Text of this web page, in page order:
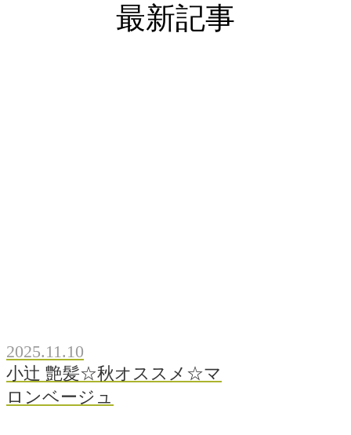
最新記事
2025.11.10
小辻 艶髪☆秋オススメ☆マ
ロンベージュ